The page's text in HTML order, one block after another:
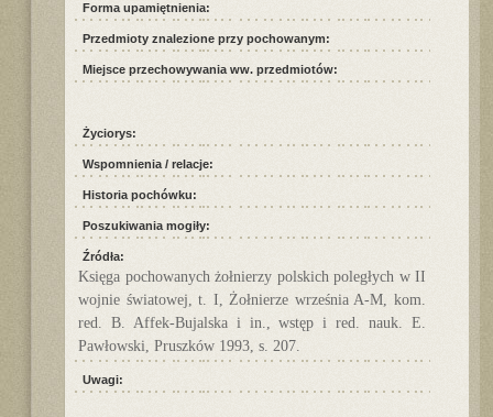
Forma upamiętnienia:
Przedmioty znalezione przy pochowanym:
Miejsce przechowywania ww. przedmiotów:
Życiorys:
Wspomnienia / relacje:
Historia pochówku:
Poszukiwania mogiły:
Źródła:
Księga pochowanych żołnierzy polskich poległych w II
wojnie światowej, t. I, Żołnierze września A-M, kom.
red. B. Affek-Bujalska i in., wstęp i red. nauk. E.
Pawłowski, Pruszków 1993, s. 207.
Uwagi: